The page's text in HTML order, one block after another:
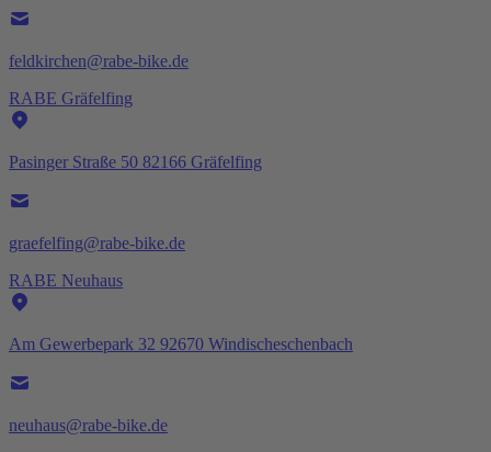
feldkirchen@rabe-bike.de
RABE Gräfelfing
Pasinger Straße 50 82166 Gräfelfing
graefelfing@rabe-bike.de
RABE Neuhaus
Am Gewerbepark 32 92670 Windischeschenbach
neuhaus@rabe-bike.de